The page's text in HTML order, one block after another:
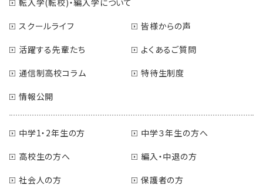
転入学(転校)・編入学について
スクールライフ
皆様からの声
活躍する先輩たち
よくあるご質問
通信制高校コラム
特待生制度
情報公開
中学1・2年生の方
中学３年生の方へ
高校生の方へ
編入・中退の方
社会人の方
保護者の方